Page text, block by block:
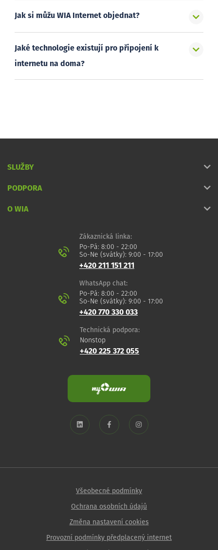
Jak si můžu WIA Internet objednat?
Jaké technologie existují pro připojení k
internetu na doma?
SLUŽBY
PODPORA
O WIA
Zákaznická linka:
Po-Pá: 8:00 - 22:00
So-Ne (svátky): 9:00 - 17:00
+420 211 151 211
WhatsApp chat:
Po-Pá: 8:00 - 22:00
So-Ne (svátky): 9:00 - 17:00
+420 770 330 033
Technická podpora:
Nonstop
+420 225 372 055
Všeobecné podmínky
Ochrana osobních údajů
Změna nastavení cookies
Provozní podmínky předplacený internet